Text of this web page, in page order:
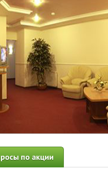
по акции